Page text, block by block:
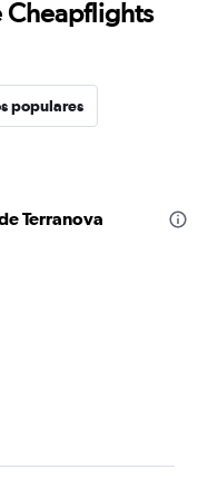
Cheapflights
populares
Terranova